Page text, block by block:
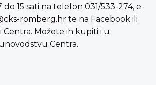
15 sati na telefon 031/533-274, e-
romberg.hr te na Facebook ili
Centra. Možete ih kupiti i u
Centra.